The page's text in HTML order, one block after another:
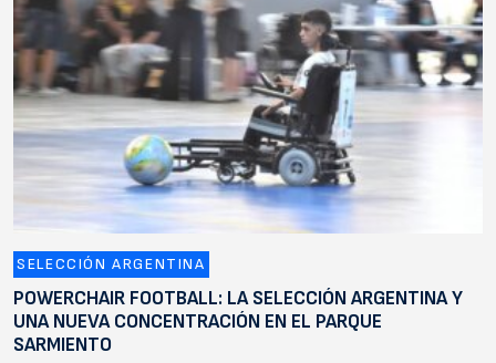
SELECCIÓN ARGENTINA
POWERCHAIR FOOTBALL: LA SELECCIÓN ARGENTINA Y
UNA NUEVA CONCENTRACIÓN EN EL PARQUE
SARMIENTO